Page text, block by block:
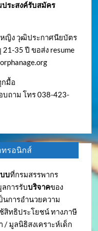
ประสงค์รับสมัคร
หญิง วุฒิประกาศนียบัตร
35 ปี ขอส่ง resume
มื้อ
ถาม โทร 038-423-
ทรอนิกส์
บที่กรมสรรพากร
การรับบริจาคของ
นการอำนวยความ
สิทธิประโยชน์ ทางภาษี
มูลนิธิสงเคราะห์เด็ก